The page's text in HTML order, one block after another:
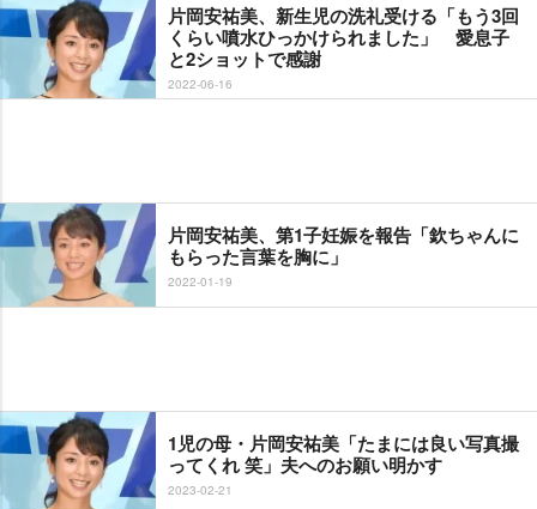
片岡安祐美、新生児の洗礼受ける「もう3回
くらい噴水ひっかけられました」 愛息子
と2ショットで感謝
2022-06-16
片岡安祐美、第1子妊娠を報告「欽ちゃんに
もらった言葉を胸に」
2022-01-19
1児の母・片岡安祐美「たまには良い写真撮
ってくれ 笑」夫へのお願い明かす
2023-02-21